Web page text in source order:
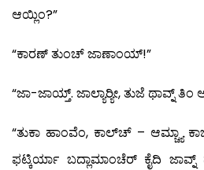
ಆಯ್ಲಿಂ?”
“ಕಾರಣ್ ತುಂಚ್ ಜಾಣಾಂಯ್!”
“ಜಾ-ಜಾಯ್ತ್. ಜಾಲ್ಯಾರ್‍ಯೀ, ತುಜೆ ಥಾವ್ನ್
“ತುಕಾ ಹಾಂವೆಂ, ಕಾಲ್‍ಚ್ – ಆಮ್ಚ್ಯಾ
ಫಟ್ಕಿರ್ಯಾ ಬದ್ಲಾಮಾಂಚೆರ್ ಕೈದಿ